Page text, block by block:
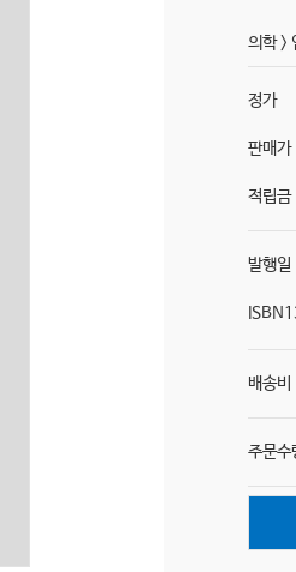
의학>
정가
판매가
적립금
발행일
배송비
주문수